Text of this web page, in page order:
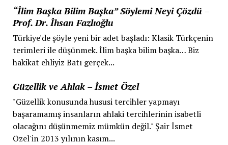
“İlim Başka Bilim Başka” Söylemi Neyi Çözdü –
Prof. Dr. İhsan Fazlıoğlu
Türkiye'de şöyle yeni bir adet başladı: Klasik Türkçenin
terimleri ile düşünmek. İlim başka bilim başka… Biz
hakikat ehliyiz Batı gerçek...
Güzellik ve Ahlak – İsmet Özel
"Güzellik konusunda hususi tercihler yapmayı
başaramamış insanların ahlaki tercihlerinin isabetli
olacağını düşünmemiz mümkün değil." Şair İsmet
Özel'in 2013 yılının kasım...